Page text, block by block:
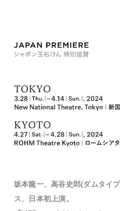
坂本龍一、高谷史郎(ダムタイ
ス、日本初上演。